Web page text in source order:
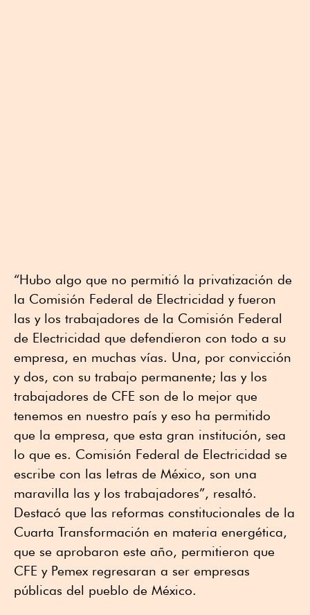
“Hubo algo que no permitió la privatización de
la Comisión Federal de Electricidad y fueron
las y los trabajadores de la Comisión Federal
de Electricidad que defendieron con todo a su
empresa, en muchas vías. Una, por convicción
y dos, con su trabajo permanente; las y los
trabajadores de CFE son de lo mejor que
tenemos en nuestro país y eso ha permitido
que la empresa, que esta gran institución, sea
lo que es. Comisión Federal de Electricidad se
escribe con las letras de México, son una
maravilla las y los trabajadores”, resaltó.
Destacó que las reformas constitucionales de la
Cuarta Transformación en materia energética,
que se aprobaron este año, permitieron que
CFE y Pemex regresaran a ser empresas
públicas del pueblo de México.